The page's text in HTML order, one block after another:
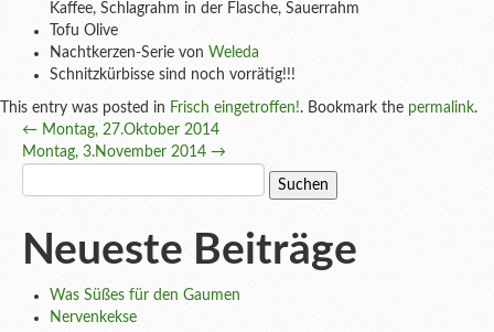
Kontakt
Datenschutz und Impressum
Bilder
Kaffee, Schlagrahm in der Flasche, Sauerrahm
Tofu Olive
Nachtkerzen-Serie von Weleda
Schnitzkürbisse sind noch vorrätig!!!
This entry was posted in Frisch eingetroffen!. Bookmark the permalink.
Post
navigation
← Montag, 27.Oktober 2014
Montag, 3.November 2014 →
nach:
Neueste Beiträge
Was Süßes für den Gaumen
Nervenkekse